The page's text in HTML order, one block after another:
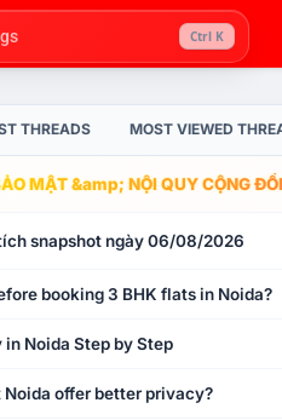
Ctrl K
THREADS MOST VIEWED
MẬT &amp; NỘI QUY CỘNG
snapshot ngày 06/08/2026
booking 3 BHK flats in Noida?
Noida Step by Step
Noida offer better privacy?